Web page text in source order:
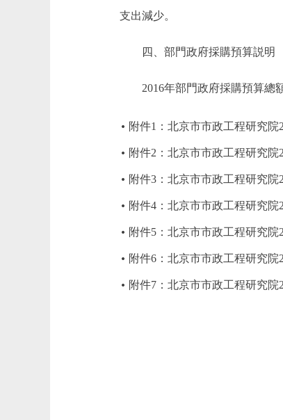
支出減少。
四、部門政府採購預算説明
2016年部門政府採購預算總額
附件1：北京市市政工程研究院
附件2：北京市市政工程研究
附件3：北京市市政工程研究
附件4：北京市市政工程研究院
附件5：北京市市政工程研究院
附件6：北京市市政工程研究院
附件7：北京市市政工程研究